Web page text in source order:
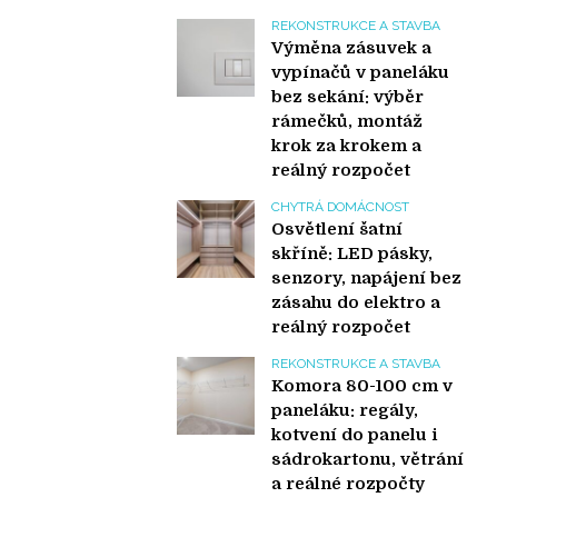
REKONSTRUKCE A STAVBA
Výměna zásuvek a
vypínačů v paneláku
bez sekání: výběr
rámečků, montáž
krok za krokem a
reálný rozpočet
CHYTRÁ DOMÁCNOST
Osvětlení šatní
skříně: LED pásky,
senzory, napájení bez
zásahu do elektro a
reálný rozpočet
REKONSTRUKCE A STAVBA
Komora 80-100 cm v
paneláku: regály,
kotvení do panelu i
sádrokartonu, větrání
a reálné rozpočty